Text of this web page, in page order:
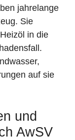
jahrelange
Sie
in die
auf sie
und
AwSV